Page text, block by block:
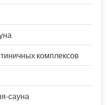
комплексов
сауна